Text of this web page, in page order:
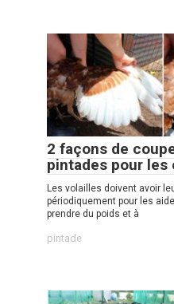
2 façons de
pintades pour les
Les volailles doivent avoir
périodiquement pour les
prendre du poids et à
pintade